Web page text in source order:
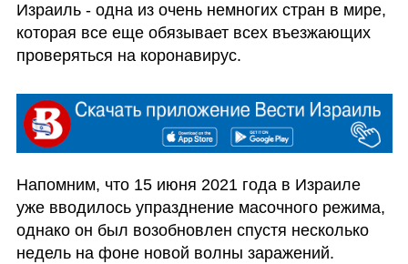
Израиль - одна из очень немногих стран в мире,
которая все еще обязывает всех въезжающих
проверяться на коронавирус.
Напомним, что 15 июня 2021 года в Израиле
уже вводилось упразднение масочного режима,
однако он был возобновлен спустя несколько
недель на фоне новой волны заражений.